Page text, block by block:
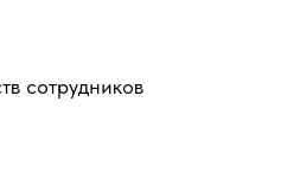
сотрудников